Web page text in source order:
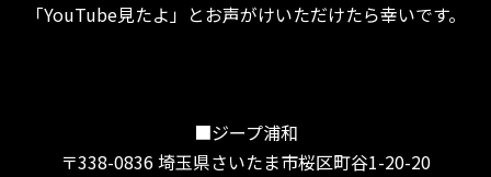
「YouTube見たよ」とお声がけいただけたら幸いです。
■ジープ浦和
〒338-0836 埼玉県さいたま市桜区町谷1-20-20